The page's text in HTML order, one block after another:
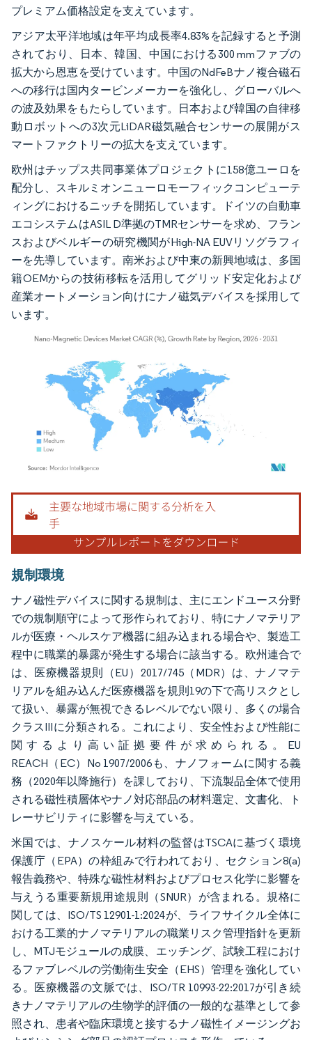
プレミアム価格設定を支えています。
アジア太平洋地域は年平均成長率4.83%を記録すると予測
されており、日本、韓国、中国における300 mmファブの
拡大から恩恵を受けています。中国のNdFeBナノ複合磁石
への移行は国内タービンメーカーを強化し、グローバルへ
の波及効果をもたらしています。日本および韓国の自律移
動ロボットへの3次元LiDAR磁気融合センサーの展開がス
マートファクトリーの拡大を支えています。
欧州はチップス共同事業体プロジェクトに158億ユーロを
配分し、スキルミオンニューロモーフィックコンピューテ
ィングにおけるニッチを開拓しています。ドイツの自動車
エコシステムはASIL D準拠のTMRセンサーを求め、フラン
スおよびベルギーの研究機関がHigh-NA EUVリソグラフィ
ーを先導しています。南米および中東の新興地域は、多国
籍OEMからの技術移転を活用してグリッド安定化および
産業オートメーション向けにナノ磁気デバイスを採用して
います。
画像 © Mordor Intelligence。再利用にはCC BY 4.0の表示が必要です。
規制環境
ナノ磁性デバイスに関する規制は、主にエンドユース分野
での規制順守によって形作られており、特にナノマテリア
ルが医療・ヘルスケア機器に組み込まれる場合や、製造工
程中に職業的暴露が発生する場合に該当する。欧州連合で
は、医療機器規則（EU）2017/745（MDR）は、ナノマテ
リアルを組み込んだ医療機器を規則19の下で高リスクとし
て扱い、暴露が無視できるレベルでない限り、多くの場合
クラスIIIに分類される。これにより、安全性および性能に
関するより高い証拠要件が求められる。EU
REACH（EC）No 1907/2006も、ナノフォームに関する義
務（2020年以降施行）を課しており、下流製品全体で使用
される磁性積層体やナノ対応部品の材料選定、文書化、ト
レーサビリティに影響を与えている。
米国では、ナノスケール材料の監督はTSCAに基づく環境
保護庁（EPA）の枠組みで行われており、セクション8(a)
報告義務や、特殊な磁性材料およびプロセス化学に影響を
与えうる重要新規用途規則（SNUR）が含まれる。規格に
関しては、ISO/TS 12901-1:2024が、ライフサイクル全体に
おける工業的ナノマテリアルの職業リスク管理指針を更新
し、MTJモジュールの成膜、エッチング、試験工程におけ
るファブレベルの労働衛生安全（EHS）管理を強化してい
る。医療機器の文脈では、ISO/TR 10993-22:2017が引き続
きナノマテリアルの生物学的評価の一般的な基準として参
照され、患者や臨床環境と接するナノ磁性イメージングお